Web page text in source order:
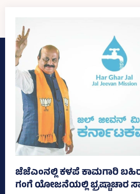
ಜೆಜೆಎಂನಲ್ಲಿ ಕಳಪೆ ಕಾಮಗಾರಿ
ಗಂಗೆ ಯೋಜನೆಯಲ್ಲಿ ಭ್ರಷ್ಟಾಚಾರ